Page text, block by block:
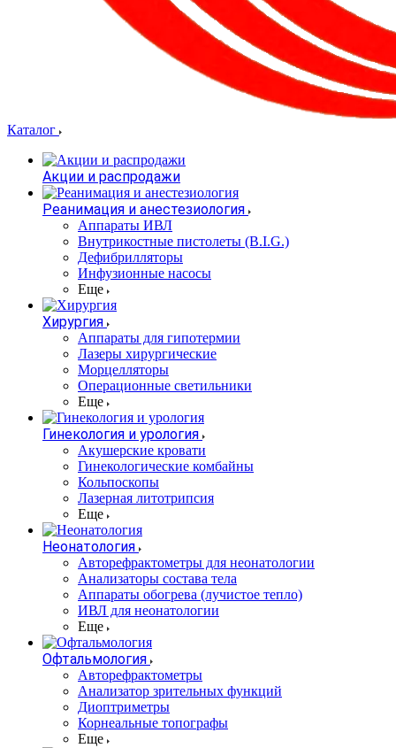
Каталог
Акции и распродажи
Реанимация и анестезиология
Аппараты ИВЛ
Внутрикостные пистолеты (B.I.G.)
Дефибрилляторы
Инфузионные насосы
Еще
Хирургия
Аппараты для гипотермии
Лазеры хирургические
Морцелляторы
Операционные светильники
Еще
Гинекология и урология
Акушерские кровати
Гинекологические комбайны
Кольпоскопы
Лазерная литотрипсия
Еще
Неонатология
Авторефрактометры для неонатологии
Анализаторы состава тела
Аппараты обогрева (лучистое тепло)
ИВЛ для неонатологии
Еще
Офтальмология
Авторефрактометры
Анализатор зрительных функций
Диоптриметры
Корнеальные топографы
Еще